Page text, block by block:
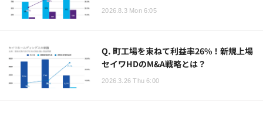
2026.8.3 Mon 6:05
Q. 町工場を束ねて利益率26%！新規上場
セイワHDのM&A戦略とは？
2026.3.26 Thu 6:00